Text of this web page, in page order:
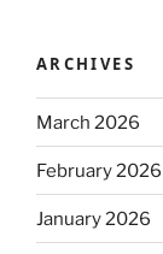
ARCHIVES
March 2026
February 2026
January 2026